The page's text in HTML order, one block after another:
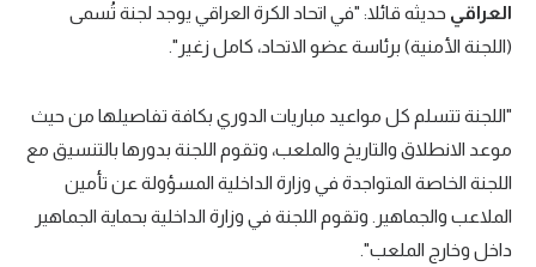
العراقي حديثه قائلا: "في اتحاد الكرة العراقي يوجد لجنة تُسمى
(اللجنة الأمنية) برئاسة عضو الاتحاد، كامل زغير".
"اللجنة تتسلم كل مواعيد مباريات الدوري بكافة تفاصيلها من حيث
موعد الانطلاق والتاريخ والملعب، وتقوم اللجنة بدورها بالتنسيق مع
اللجنة الخاصة المتواجدة في وزارة الداخلية المسؤولة عن تأمين
الملاعب والجماهير. وتقوم اللجنة في وزارة الداخلية بحماية الجماهير
داخل وخارج الملعب".